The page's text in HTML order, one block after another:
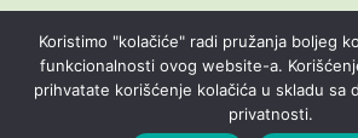
Livestream Blog O nama
Uslovi korišćenja
Politika
Koristimo "kolačiće" radi pružanja boljeg
funkcionalnosti ovog website-a.
prihvatate korišćenje kolačića u skladu sa
privatnosti.